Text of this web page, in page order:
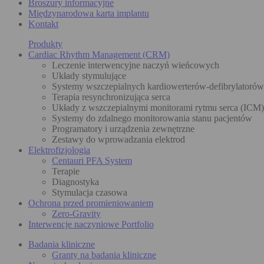
Broszury informacyjne
Międzynarodowa karta implantu
Kontakt
Produkty
Cardiac Rhythm Management (CRM)
Leczenie interwencyjne naczyń wieńcowych
Układy stymulujące
Systemy wszczepialnych kardiowerterów-
Terapia resynchronizująca serca
Układy z wszczepialnymi monitorami rytmu serca (ICM)
Systemy do zdalnego monitorowania stanu pacjentów
Programatory i urządzenia zewnętrzne
Zestawy do wprowadzania elektrod
Elektrofizjologia
Centauri PFA System
Terapie
Diagnostyka
Stymulacja czasowa
Ochrona przed promieniowaniem
Zero-Gravity
Interwencje naczyniowe Portfolio
Badania kliniczne
Granty na badania kliniczne